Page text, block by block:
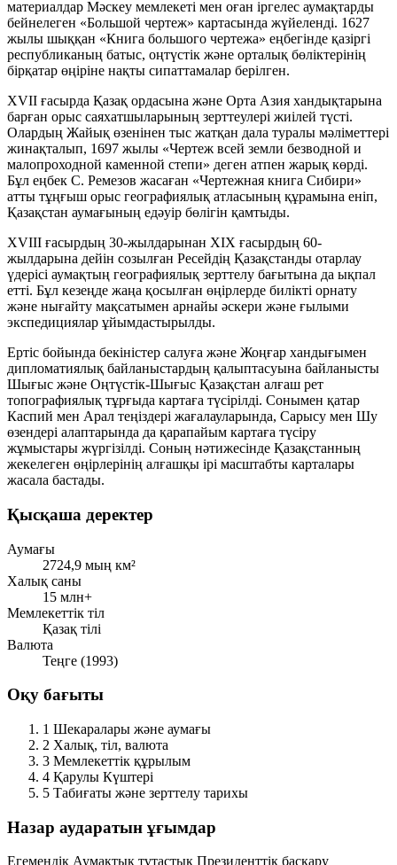
материалдар Мәскеу мемлекеті мен оған іргелес аумақтарды
бейнелеген «Большой чертеж» картасында жүйеленді. 1627
жылы шыққан «Книга большого чертежа» еңбегінде қазіргі
республиканың батыс, оңтүстік және орталық бөліктерінің
бірқатар өңіріне нақты сипаттамалар берілген.
XVII ғасырда Қазақ ордасына және Орта Азия хандықтарына
барған орыс саяхатшыларының зерттеулері жиілей түсті.
Олардың Жайық өзенінен тыс жатқан дала туралы мәліметтері
жинақталып, 1697 жылы «Чертеж всей земли безводной и
малопроходной каменной степи» деген атпен жарық көрді.
Бұл еңбек С. Ремезов жасаған «Чертежная книга Сибири»
атты тұңғыш орыс географиялық атласының құрамына еніп,
Қазақстан аумағының едәуір бөлігін қамтыды.
XVIII ғасырдың 30-жылдарынан XIX ғасырдың 60-
жылдарына дейін созылған Ресейдің Қазақстанды отарлау
үдерісі аумақтың географиялық зерттелу бағытына да ықпал
етті. Бұл кезеңде жаңа қосылған өңірлерде билікті орнату
және нығайту мақсатымен арнайы әскери және ғылыми
экспедициялар ұйымдастырылды.
Ертіс бойында бекіністер салуға және Жоңғар хандығымен
дипломатиялық байланыстардың қалыптасуына байланысты
Шығыс және Оңтүстік-Шығыс Қазақстан алғаш рет
топографиялық тұрғыда картаға түсірілді. Сонымен қатар
Каспий мен Арал теңіздері жағалауларында, Сарысу мен Шу
өзендері алаптарында да қарапайым картаға түсіру
жұмыстары жүргізілді. Соның нәтижесінде Қазақстанның
жекелеген өңірлерінің алғашқы ірі масштабты карталары
жасала бастады.
Қысқаша деректер
Аумағы
2724,9 мың км²
Халық саны
15 млн+
Мемлекеттік тіл
Қазақ тілі
Валюта
Теңге (1993)
Оқу бағыты
1 Шекаралары және аумағы
2 Халық, тіл, валюта
3 Мемлекеттік құрылым
4 Қарулы Күштері
5 Табиғаты және зерттелу тарихы
Назар аударатын ұғымдар
Егемендік Аумақтық тұтастық Президенттік басқару